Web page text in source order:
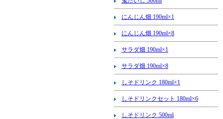
にんじん畑 190ml×1
にんじん畑 190ml×8
サラダ畑 190ml×1
サラダ畑 190ml×8
しそドリンク 180ml×1
しそドリンクセット 180ml×6
しそドリンク 500ml